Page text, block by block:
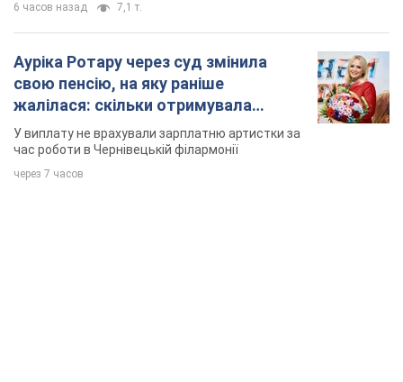
6 часов назад 7,1 т.
Ауріка Ротару через суд змінила
свою пенсію, на яку раніше
жалілася: скільки отримувала
співачка
У виплату не врахували зарплатню артистки за
час роботи в Чернівецькій філармонії
через 7 часов